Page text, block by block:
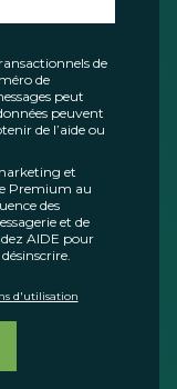
de
de
peut
peuvent
de l’aide ou
et
Premium au
des
et de
AIDE pour
d'utilisation